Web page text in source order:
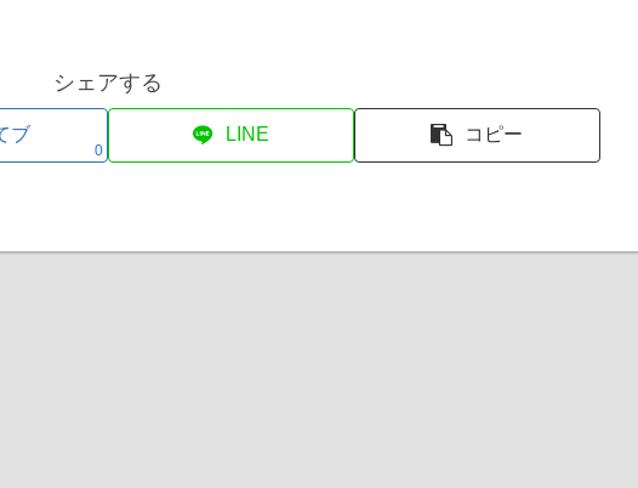
シェアする
ブ
0
LINE コピー